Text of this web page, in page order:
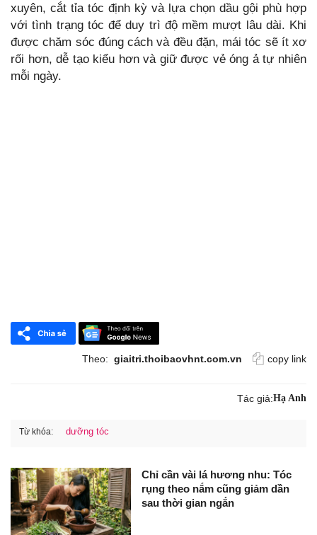
xuyên, cắt tỉa tóc định kỳ và lựa chọn dầu gội phù hợp
với tình trạng tóc để duy trì độ mềm mượt lâu dài. Khi
được chăm sóc đúng cách và đều đặn, mái tóc sẽ ít xơ
rối hơn, dễ tạo kiểu hơn và giữ được vẻ óng ả tự nhiên
mỗi ngày.
Theo: giaitri.thoibaovhnt.com.vn copy link
Tác giả:Hạ Anh
Từ khóa: dưỡng tóc
Chỉ cần vài lá hương nhu: Tóc
rụng theo nắm cũng giảm dần
sau thời gian ngắn